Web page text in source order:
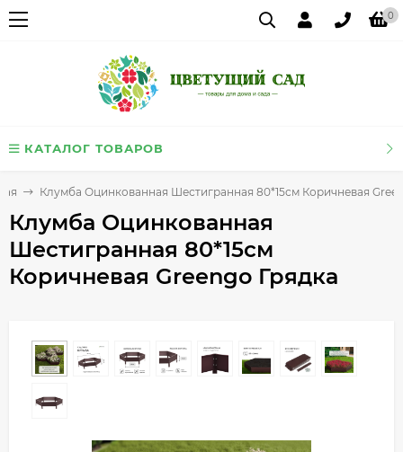
0
КАТАЛОГ ТОВАРОВ
Клумба Оцинкованная Шестигранная 80*15см Коричневая
Клумба Оцинкованная
Шестигранная 80*15см
Коричневая Greengo Грядка